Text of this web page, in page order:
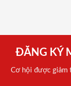
ĐĂNG KÝ
Cơ hội được giảm